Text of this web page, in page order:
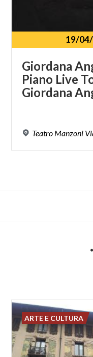
19/
Giordana
Piano Live
Teatro Manzoni
ARTE E CULTURA